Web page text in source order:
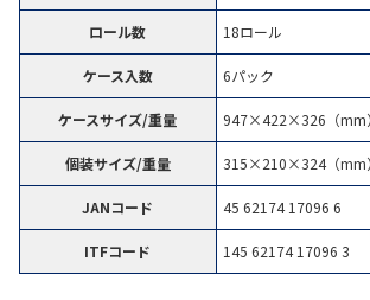
ロール数 18ロール
ケース入数 6パック
ケースサイズ/重量 947×422×326（mm
個装サイズ/重量 315×210×324（mm
JANコード 45 62174 17096 6
ITFコード 145 62174 17096 3